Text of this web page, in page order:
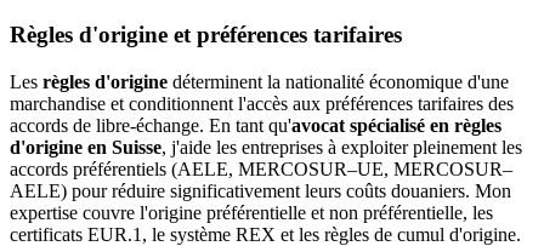
Règles d'origine et préférences tarifaires
Les règles d'origine déterminent la nationalité économique d'une
marchandise et conditionnent l'accès aux préférences tarifaires des
accords de libre-échange. En tant qu'avocat spécialisé en règles
d'origine en Suisse, j'aide les entreprises à exploiter pleinement les
accords préférentiels (AELE, MERCOSUR–UE, MERCOSUR–
AELE) pour réduire significativement leurs coûts douaniers. Mon
expertise couvre l'origine préférentielle et non préférentielle, les
certificats EUR.1, le système REX et les règles de cumul d'origine.